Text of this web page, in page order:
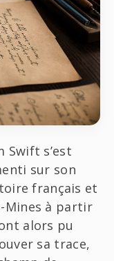
Swift s’est
sur son
français et
Mines à partir
alors pu
sa trace,